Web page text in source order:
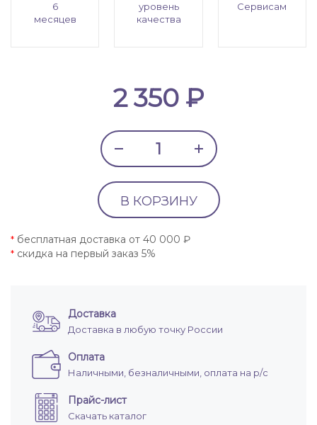
6
месяцев
уровень
качества
Сервисам
2 350 ₽
В КОРЗИНУ
* бесплатная доставка от 40 000 ₽
* скидка на первый заказ 5%
Доставка
Доставка в любую точку России
Оплата
Наличными, безналичными, оплата на р/с
Прайс-лист
Скачать каталог